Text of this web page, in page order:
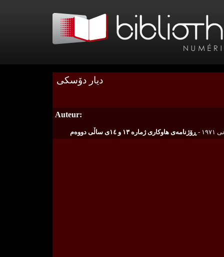
دیار دۆسكی
Auteur:
ڕۆژنامه‌ی هاوكاری ژماره‌ ١٣ و ١٤ی ساڵی دووه‌م